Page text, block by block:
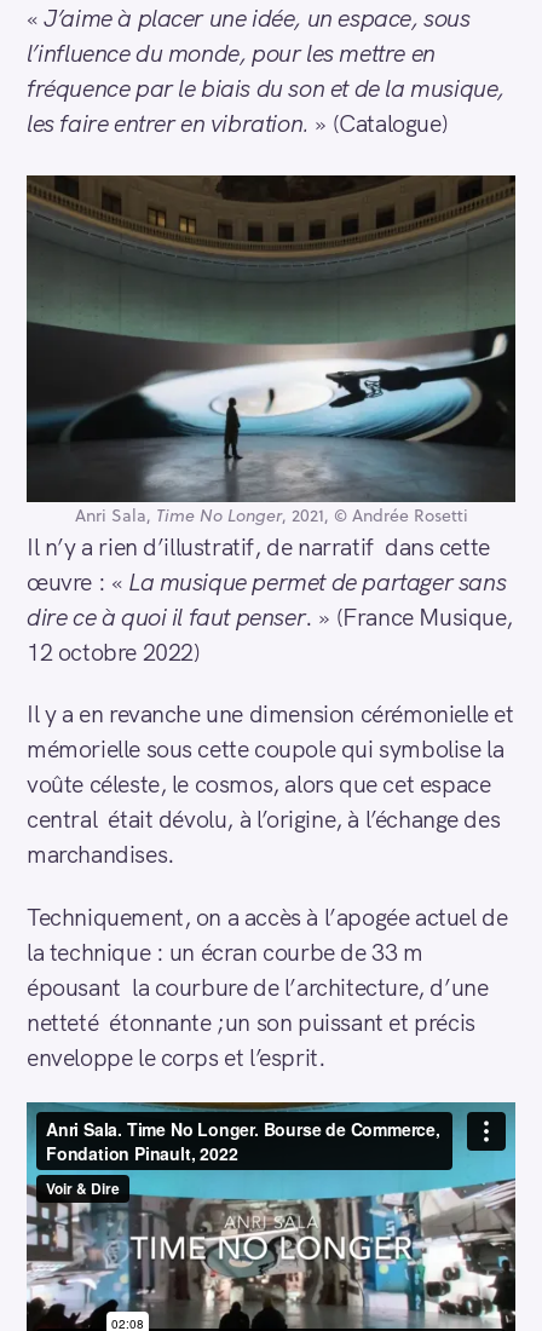
«J’aime à placer une idée, un espace, sous
l’influence du monde, pour les mettre en
fréquence par le biais du son et de la musique,
les faire entrer en vibration. » (Catalogue)
Anri Sala, Time No Longer, 2021, © Andrée Rosetti
Il n’y a rien d’illustratif, de narratif dans cette
œuvre : « La musique permet de partager sans
dire ce à quoi il faut penser. » (France Musique,
12 octobre 2022)
Il y a en revanche une dimension cérémonielle et
mémorielle sous cette coupole qui symbolise la
voûte céleste, le cosmos, alors que cet espace
central était dévolu, à l’origine, à l’échange des
marchandises.
Techniquement, on a accès à l’apogée actuel de
la technique : un écran courbe de 33 m
épousant la courbure de l’architecture, d’une
netteté étonnante ;un son puissant et précis
enveloppe le corps et l’esprit.